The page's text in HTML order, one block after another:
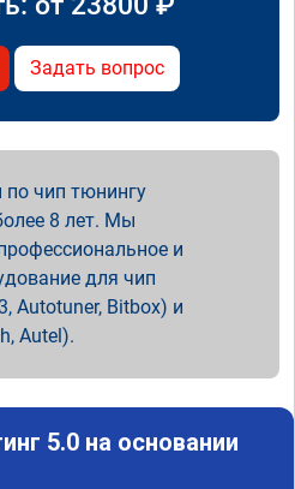
Задать вопрос
чип тюнингу
8 лет. Мы
и
для чип
Autotuner, Bitbox) и
Autel).
5.0 на основании